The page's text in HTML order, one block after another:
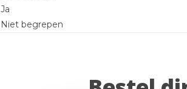
Ja
Niet begrepen